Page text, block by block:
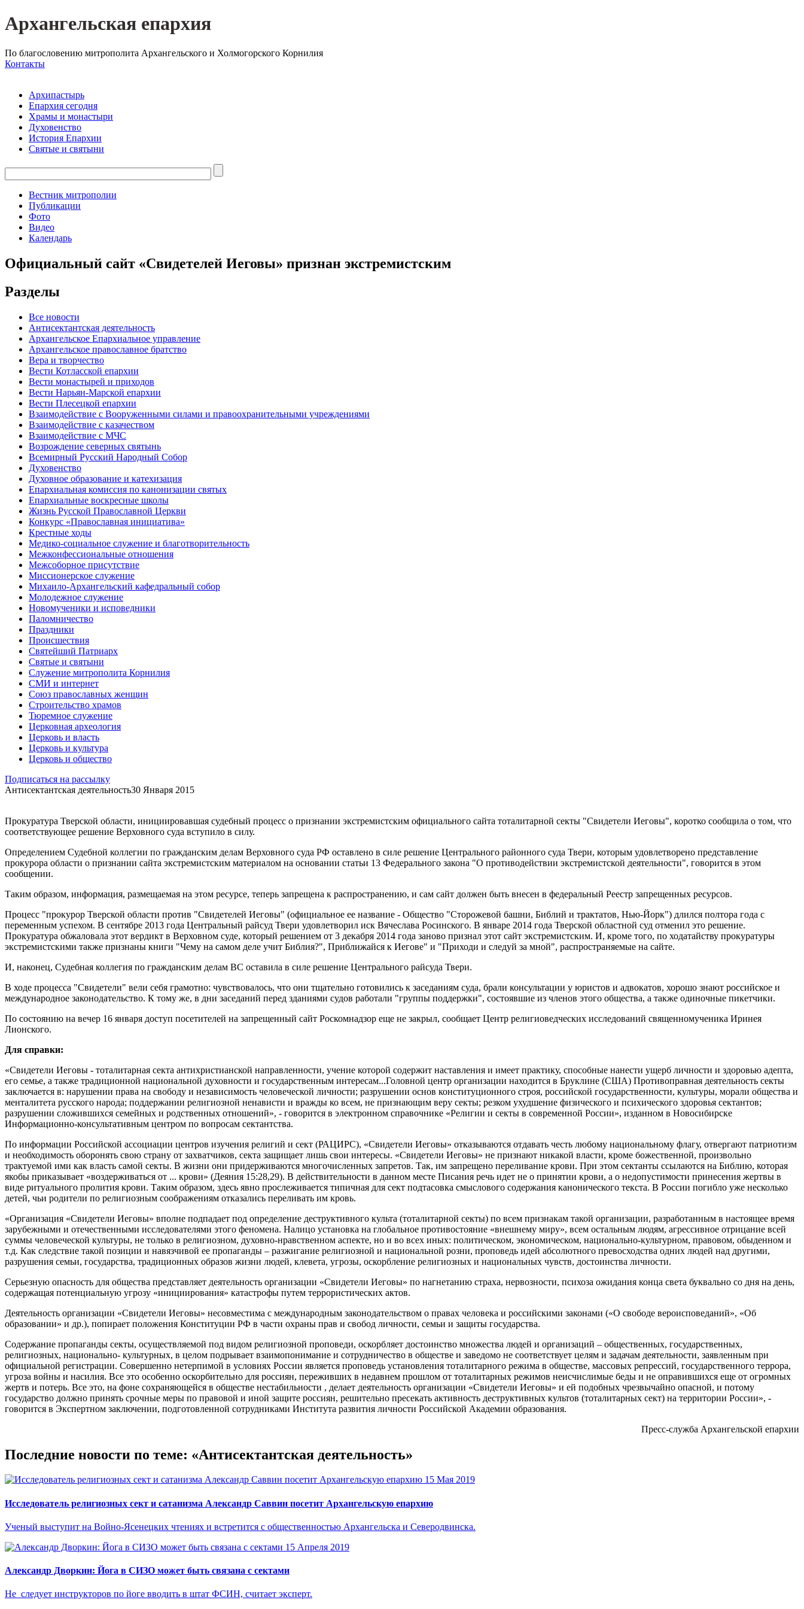
Архангельская епархия
По благословению митрополита Архангельского и Холмогорского Корнилия
Контакты
Архипастырь
Епархия сегодня
Храмы и монастыри
Духовенство
История Епархии
Святые и святыни
Вестник митрополии
Публикации
Фото
Видео
Календарь
Официальный сайт «Свидетелей Иеговы» признан экстремистским
Разделы
Все новости
Антисектантская деятельность
Архангельское Епархиальное управление
Архангельское православное братство
Вера и творчество
Вести Котласской епархии
Вести монастырей и приходов
Вести Нарьян-Марской епархии
Вести Плесецкой епархии
Взаимодействие с Вооруженными силами и правоохранительными учреждениями
Взаимодействие с казачеством
Взаимодействие с МЧС
Возрождение северных святынь
Всемирный Русский Народный Собор
Духовенство
Духовное образование и катехизация
Епархиальная комиссия по канонизации святых
Епархиальные воскресные школы
Жизнь Русской Православной Церкви
Конкурс «Православная инициатива»
Крестные ходы
Медико-социальное служение и благотворительность
Межконфессиональные отношения
Межсоборное присутствие
Миссионерское служение
Михаило-Архангельский кафедральный собор
Молодежное служение
Новомученики и исповедники
Паломничество
Праздники
Происшествия
Святейший Патриарх
Святые и святыни
Служение митрополита Корнилия
СМИ и интернет
Союз православных женщин
Строительство храмов
Тюремное служение
Церковная археология
Церковь и власть
Церковь и культура
Церковь и общество
Подписаться на рассылку
Антисектантская деятельность30 Января 2015
Прокуратура Тверской области, инициировавшая судебный процесс о признании экстремистским официального сайта тоталитарной секты "Свидетели Иеговы", коротко сообщила о том, что
соответствующее решение Верховного суда вступило в силу.
Определением Судебной коллегии по гражданским делам Верховного суда РФ оставлено в силе решение Центрального районного суда Твери, которым удовлетворено представление
прокурора области о признании сайта экстремистским материалом на основании статьи 13 Федерального закона "О противодействии экстремистской деятельности", говорится в этом
сообщении.
Таким образом, информация, размещаемая на этом ресурсе, теперь запрещена к распространению, и сам сайт должен быть внесен в федеральный Реестр запрещенных ресурсов.
Процесс "прокурор Тверской области против "Свидетелей Иеговы" (официальное ее название - Общество "Сторожевой башни, Библий и трактатов, Нью-Йорк") длился полтора года с
переменным успехом. В сентябре 2013 года Центральный райсуд Твери удовлетворил иск Вячеслава Росинского. В январе 2014 года Тверской областной суд отменил это решение.
Прокуратура обжаловала этот вердикт в Верховном суде, который решением от 3 декабря 2014 года заново признал этот сайт экстремистским. И, кроме того, по ходатайству прокуратуры
экстремистскими также признаны книги "Чему на самом деле учит Библия?", Приближайся к Иегове" и "Приходи и следуй за мной", распространяемые на сайте.
И, наконец, Судебная коллегия по гражданским делам ВС оставила в силе решение Центрального райсуда Твери.
В ходе процесса "Свидетели" вели себя грамотно: чувствовалось, что они тщательно готовились к заседаниям суда, брали консультации у юристов и адвокатов, хорошо знают российское и
международное законодательство. К тому же, в дни заседаний перед зданиями судов работали "группы поддержки", состоявшие из членов этого общества, а также одиночные пикетчики.
По состоянию на вечер 16 января доступ посетителей на запрещенный сайт Роскомнадзор еще не закрыл, сообщает Центр религиоведческих исследований священномученика Иринея
Лионского.
Для справки:
«Свидетели Иеговы - тоталитарная секта антихристианской направленности, учение которой содержит наставления и имеет практику, способные нанести ущерб личности и здоровью адепта,
его семье, а также традиционной национальной духовности и государственным интересам...Головной центр организации находится в Бруклине (США) Противоправная деятельность секты
заключается в: нарушении права на свободу и независимость человеческой личности; разрушении основ конституционного строя, российской государственности, культуры, морали общества и
менталитета русского народа; поддержании религиозной ненависти и вражды ко всем, не признающим веру секты; резком ухудшение физического и психического здоровья сектантов;
разрушении сложившихся семейных и родственных отношений», - говорится в электронном справочнике «Религии и секты в современной России», изданном в Новосибирске
Информационно-консультативным центром по вопросам сектантства.
По информации Российской ассоциации центров изучения религий и сект (РАЦИРС), «Свидетели Иеговы» отказываются отдавать честь любому национальному флагу, отвергают патриотизм
и необходимость оборонять свою страну от захватчиков, секта защищает лишь свои интересы. «Свидетели Иеговы» не признают никакой власти, кроме божественной, произвольно
трактуемой ими как власть самой секты. В жизни они придерживаются многочисленных запретов. Так, им запрещено переливание крови. При этом сектанты ссылаются на Библию, которая
якобы приказывает «воздерживаться от ... крови» (Деяния 15:28,29). В действительности в данном месте Писания речь идет не о принятии крови, а о недопустимости принесения жертвы в
виде ритуального пролития крови. Таким образом, здесь явно прослеживается типичная для сект подтасовка смыслового содержания канонического текста. В России погибло уже несколько
детей, чьи родители по религиозным соображениям отказались переливать им кровь.
«Организация «Свидетели Иеговы» вполне подпадает под определение деструктивного культа (тоталитарной секты) по всем признакам такой организации, разработанным в настоящее время
зарубежными и отечественными исследователями этого феномена. Налицо установка на глобальное противостояние «внешнему миру», всем остальным людям, агрессивное отрицание всей
суммы человеческой культуры, не только в религиозном, духовно-нравственном аспекте, но и во всех иных: политическом, экономическом, национально-культурном, правовом, обыденном и
т.д. Как следствие такой позиции и навязчивой ее пропаганды – разжигание религиозной и национальной розни, проповедь идей абсолютного превосходства одних людей над другими,
разрушения семьи, государства, традиционных образов жизни людей, клевета, угрозы, оскорбление религиозных и национальных чувств, достоинства личности.
Серьезную опасность для общества представляет деятельность организации «Свидетели Иеговы» по нагнетанию страха, нервозности, психоза ожидания конца света буквально со дня на день,
содержащая потенциальную угрозу «инициирования» катастрофы путем террористических актов.
Деятельность организации «Свидетели Иеговы» несовместима с международным законодательством о правах человека и российскими законами («О свободе вероисповеданий», «Об
образовании» и др.), попирает положения Конституции РФ в части охраны прав и свобод личности, семьи и защиты государства.
Содержание пропаганды секты, осуществляемой под видом религиозной проповеди, оскорбляет достоинство множества людей и организаций – общественных, государственных,
религиозных, национально- культурных, в целом подрывает взаимопонимание и сотрудничество в обществе и заведомо не соответствует целям и задачам деятельности, заявленным при
официальной регистрации. Совершенно нетерпимой в условиях России является проповедь установления тоталитарного режима в обществе, массовых репрессий, государственного террора,
угроза войны и насилия. Все это особенно оскорбительно для россиян, переживших в недавнем прошлом от тоталитарных режимов неисчислимые беды и не оправившихся еще от огромных
жертв и потерь. Все это, на фоне сохраняющейся в обществе нестабильности , делает деятельность организации «Свидетели Иеговы» и ей подобных чрезвычайно опасной, и потому
государство должно принять срочные меры по правовой и иной защите россиян, решительно пресекать активность деструктивных культов (тоталитарных сект) на территории России», -
говорится в Экспертном заключении, подготовленной сотрудниками Института развития личности Российской Академии образования.
Пресс-служба Архангельской епархии
Последние новости по теме: «Антисектантская деятельность»
15 Мая 2019
Исследователь религиозных сект и сатанизма Александр Саввин посетит Архангельскую епархию
Ученый выступит на Войно-Ясенецких чтениях и встретится с общественностью Архангельска и Северодвинска.
15 Апреля 2019
Александр Дворкин: Йога в СИЗО может быть связана с сектами
Не следует инструкторов по йоге вводить в штат ФСИН, считает эксперт.